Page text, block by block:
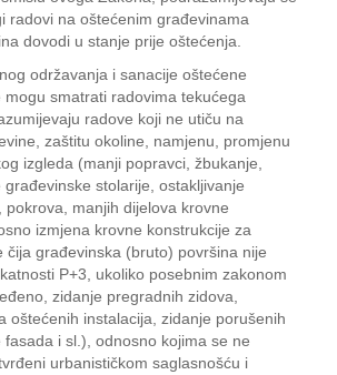
radovi na oštećenim građevinama
dovodi u stanje prije oštećenja.
održavanja i sanacije oštećene
smatrati radovima tekućega
radove koji ne utiču na
zaštitu okoline, namjenu, promjenu
izgleda (manji popravci, žbukanje,
stolarije, ostakljivanje
pokrova, manjih dijelova krovne
izmjena krovne konstrukcije za
čija građevinska (bruto) površina nije
P+3, ukoliko posebnim zakonom
zidanje pregradnih zidova,
oštećenih instalacija, zidanje porušenih
i sl.), odnosno kojima se ne
urbanističkom saglasnošću i